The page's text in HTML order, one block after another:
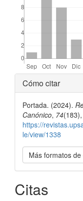
Detalles
del
artículo
Cómo citar
Portada. (2024).
Canónico, 74
https://
le/view/1338
Más formatos de
Citas